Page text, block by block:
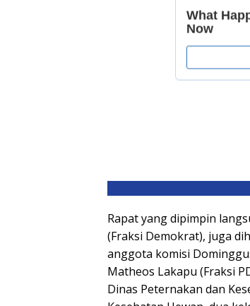
Rapat yang dipimpin
(Fraksi Demokrat), juga
anggota komisi
Matheos Lakapu (Fraksi
Dinas Peternakan dan